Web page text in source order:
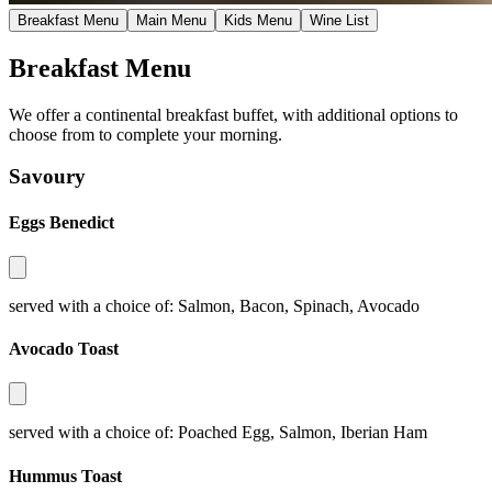
Breakfast Menu​​​​‌ ‍ ​‍​‍‌‍ ‌ ​‍‌‍‍‌‌‍‌ ‌‍‍‌‌‍ ‍​‍​‍​ ‍‍​‍​‍‌ ​ ‌‍​‌‌‍ ‍‌‍‍‌‌ ‌​‌ ‍‌​‍ ‍‌‍‍‌‌‍ ​‍​‍​‍ ​​‍​‍‌‍‍​‌ ​‍‌‍‌‌‌‍‌‍​‍​‍​ ‍‍​‍​‍‌‍‍​‌ ‌​‌ ‌​‌ ​​‌ ​ ​ ‍‍​‍ ​‍ ‌‍ ​​‍ ‌‌‍​‌‌‍ ‍‌‍‌​​‍ ‌‌ ​‍​‍ ‌‌‍‍​‌‍ ‌ ‌​‌‍‌‌‌‍ ​‌ ​ ​‍ ‌‌ ​ ‌ ‌​‌ ‌‌‌‍‌​‌‍‍‌‌‍ ​‍ ‍‌ ‌‍‌‍‌‌‌ ​‍‌‍​ ‌‍‌‌‌‍ ​​‍ ‍‌‍​‌‌ ​​‌ ​​​‍ ‌‍‍‌‌‍ ‍‌ ‌​‌‍‌‌‌‍ ‍‌ ‌​​‍ ‌‍‌‌‌‍‌​‌‍‍‌‌ ‌​​‍ ‌‍ ‌‌‍ ‌‍‌​‌‍‌‌​ ‌‌ ​​‌ ​‍‌‍‌‌‌ ​ ‌‍‌‌‌‍ ‍‌ ‌​‌‍​‌‌ ‌​‌‍‍‌‌‍ ‌‍ ‍​ ‍ ‌‍‍‌‌‍‌​​ ‌​ ‍‌‌‍​ ‌‍‌‍​ ‍‌‌‍‌​‌‍​ ‌‍‌‍‌‍‌‌​‍ ‌‌‍​ ‌‍‌​​ ‌​​ ‌ ​‍ ‌​ ‌​​ ‌‍​ ​‍‌‍​‌​‍ ‌​ ‍​​ ​‍​ ‌‍​ ‍​​‍ ‌​ ‍​​ ‍‌‌‍​‍‌‍‌‌‌‍​‍​ ‌ ​ ​‍‌‍‌​‌‍‌‌​ ‌‌​ ​‌‌‍​‌​ ‍ ‌ ‌​‌ ‍‌‌ ​​‌‍‌‌​ ‌‌‍‍​‌‍ ‌ ‌​‌‍‌‌‌‍ ​‌‌​ ‌‍‍‌‌ ‌​‌‍‌‌‌‌​​‌‍​‌‌‍‌ ‌‍‌‌​ ‍ ‌ ​​‌‍​‌‌ ‌​‌‍‍​​ ‌‌ ​​‌‍​‌‌‍‌ ‌‍‌‌‌​​‍‌ ‌‌‌‍‍‌‌‍ ​‌‍‌​‌‍‌‌‌ ​‍​‍‌‌​ ‌‌‌​​‍‌‌ ‌‍‍ ‌‍‌‌‌ ‍‌​‍‌‌​ ​ ‌​‌​​‍‌‌​ ​ ‌​‌​​‍‌‌​ ​‍​ ​‍‌‍​ ​ ​‌​ ​‌‌‍‌‍​ ​​​ ​‍​ ‌​​ ‌‌‌‍‌‍​ ​ ​ ​‍​ ‌​​‍‌‌​ ​‍​ ​‍​‍‌‌​ ‌‌‌​‌​​‍ ‍‌‍ ‌‌‍‌‌‌‍ ‍‌ ‌‌‌ ​ ​‍‌‌​ ‌‌‌​​‍‌‌ ‌‍‍ ‌‍‌‌‌ ‍‌​‍‌‌​ ​ ‌​‌​​‍‌‌​ ​ ‌​‌​​‍‌‌​ ​‍​ ​‍​ ‍​‌‍‌​​ ​​‌‍​ ‌‍​‍‌‍‌​​ ‍​​ ‍​​ ​​​ ​ ​ ​​‌‍​‌​‍‌‌​ ​‍​ ​‍​‍‌‌​ ‌‌‌​‌​​‍ ‍‌‍ ‌‌‍‌‌‌‍ ‍‌ ‌‌‌​ ‍‌‍​‌‌‍ ‌‌‍‌‌​ ‌‍​‍‌‍​‌‌ ​ ‌‍‌‌‌‌‌‌‌ ​‍‌‍ ​​ ‌‌‍‍​‌ ‌​‌ ‌​‌ ​​‌ ​ ​‍‌‌​ ​ ‌​​‌​‍‌‌​ ​‍‌​‌‍​‍‌‌​ ​‍‌​‌‍‌‍ ​​‍ ‌‌‍​‌‌‍ ‍‌‍‌​​‍ ‌‌ ​‍​‍ ‌‌‍‍​‌‍ ‌ ‌​‌‍‌‌‌‍ ​‌ ​ ​‍ ‌‌ ​ ‌ ‌​‌ ‌‌‌‍‌​‌‍‍‌‌‍ ​‍ ‍‌ ‌‍‌‍‌‌‌ ​‍‌‍​ ‌‍‌‌‌‍ ​​‍ ‍‌‍​‌‌ ​​‌ ​​​‍‌‍‌‍‍‌‌‍‌​​ ‌​ ‍‌‌‍​ ‌‍‌‍​ ‍‌‌‍‌​‌‍​ ‌‍‌‍‌‍‌‌​‍ ‌‌‍​ ‌‍‌​​ ‌​​ ‌ ​‍ ‌​ ‌​​ ‌‍​ ​‍‌‍​‌​‍ ‌​ ‍​​ ​‍​ ‌‍​ ‍​​‍ ‌​ ‍​​ ‍‌‌‍​‍‌‍‌‌‌‍​‍​ ‌ ​ ​‍‌‍‌​‌‍‌‌​ ‌‌​ ​‌‌‍​‌​‍‌‍‌ ‌​‌ ‍‌‌ ​​‌‍‌‌​ ‌‌‍‍​‌‍ ‌ ‌​‌‍‌‌‌‍ ​‌‌​ ‌‍‍‌‌ ‌​‌‍‌‌‌‌​​‌‍​‌‌‍‌ ‌‍‌‌​‍‌‍‌ ​​‌‍​‌‌ ‌​‌‍‍​​ ‌‌ ​​‌‍​‌‌‍‌ ‌‍‌‌‌​​‍‌ ‌‌‌‍‍‌‌‍ ​‌‍‌​‌‍‌‌‌ ​‍​‍‌‌​ ‌‌‌​​‍‌‌ ‌‍‍ ‌‍‌‌‌ ‍‌​‍‌‌​ ​ ‌​‌​​‍‌‌​ ​ ‌​‌​​‍‌‌​ ​‍​ ​‍‌‍​ ​ ​‌​ ​‌‌‍‌‍​ ​​​ ​‍​ ‌​​ ‌‌‌‍‌‍​ ​ ​ ​‍​ ‌​​‍‌‌​ ​‍​ ​‍​‍‌‌​ ‌‌‌​‌​​‍ ‍‌‍ ‌‌‍‌‌‌‍ ‍‌ ‌‌‌ ​ ​‍‌‌​ ‌‌‌​​‍‌‌ ‌‍‍ ‌‍‌‌‌ ‍‌​‍‌‌​ ​ ‌​‌​​‍‌‌​ ​ ‌​‌​​‍‌‌​ ​‍​ ​‍​ ‍​‌‍‌​​ ​​‌‍​ ‌‍​‍‌‍‌​​ ‍​​ ‍​​ ​​​ ​ ​ ​​‌‍​‌​‍‌‌​ ​‍​ ​‍​‍‌‌​ ‌‌‌​‌​​‍ ‍‌‍ ‌‌‍‌‌‌‍ ‍‌ ‌‌‌​ ‍‌‍​‌‌‍ ‌‌‍‌‌​‍‌‍‌ ​​‌‍‌‌‌ ​‍‌ ​ ‌ ​​‌‍‌‌‌‍​ ‌ ‌​‌‍‍‌‌ ‌‍‌‍‌‌​ ‌‌ ​​‌ ‌‌‌‍​‍‌‍ ​‌‍‍‌‌ ​ ‌‍‍​‌‍‌‌‌‍‌​​‍​‍‌ ‌ Main Menu​​​​‌ ‍ ​‍​‍‌‍ ‌ ​‍‌‍‍‌‌‍‌ ‌‍‍‌‌‍ ‍​‍​‍​ ‍‍​‍​‍‌ ​ ‌‍​‌‌‍ ‍‌‍‍‌‌ ‌​‌ ‍‌​‍ ‍‌‍‍‌‌‍ ​‍​‍​‍ ​​‍​‍‌‍‍​‌ ​‍‌‍‌‌‌‍‌‍​‍​‍​ ‍‍​‍​‍‌‍‍​‌ ‌​‌ ‌​‌ ​​‌ ​ ​ ‍‍​‍ ​‍ ‌‍ ​​‍ ‌‌‍​‌‌‍ ‍‌‍‌​​‍ ‌‌ ​‍​‍ ‌‌‍‍​‌‍ ‌ ‌​‌‍‌‌‌‍ ​‌ ​ ​‍ ‌‌ ​ ‌ ‌​‌ ‌‌‌‍‌​‌‍‍‌‌‍ ​‍ ‍‌ ‌‍‌‍‌‌‌ ​‍‌‍​ ‌‍‌‌‌‍ ​​‍ ‍‌‍​‌‌ ​​‌ ​​​‍ ‌‍‍‌‌‍ ‍‌ ‌​‌‍‌‌‌‍ ‍‌ ‌​​‍ ‌‍‌‌‌‍‌​‌‍‍‌‌ ‌​​‍ ‌‍ ‌‌‍ ‌‍‌​‌‍‌‌​ ‌‌ ​​‌ ​‍‌‍‌‌‌ ​ ‌‍‌‌‌‍ ‍‌ ‌​‌‍​‌‌ ‌​‌‍‍‌‌‍ ‌‍ ‍​ ‍ ‌‍‍‌‌‍‌​​ ‌​ ‍‌‌‍​ ‌‍‌‍​ ‍‌‌‍‌​‌‍​ ‌‍‌‍‌‍‌‌​‍ ‌‌‍​ ‌‍‌​​ ‌​​ ‌ ​‍ ‌​ ‌​​ ‌‍​ ​‍‌‍​‌​‍ ‌​ ‍​​ ​‍​ ‌‍​ ‍​​‍ ‌​ ‍​​ ‍‌‌‍​‍‌‍‌‌‌‍​‍​ ‌ ​ ​‍‌‍‌​‌‍‌‌​ ‌‌​ ​‌‌‍​‌​ ‍ ‌ ‌​‌ ‍‌‌ ​​‌‍‌‌​ ‌‌‍‍​‌‍ ‌ ‌​‌‍‌‌‌‍ ​‌‌​ ‌‍‍‌‌ ‌​‌‍‌‌‌‌​​‌‍​‌‌‍‌ ‌‍‌‌​ ‍ ‌ ​​‌‍​‌‌ ‌​‌‍‍​​ ‌‌ ​​‌‍​‌‌‍‌ ‌‍‌‌‌​​‍‌ ‌‌‌‍‍‌‌‍ ​‌‍‌​‌‍‌‌‌ ​‍​‍‌‌​ ‌‌‌​​‍‌‌ ‌‍‍ ‌‍‌‌‌ ‍‌​‍‌‌​ ​ ‌​‌​​‍‌‌​ ​ ‌​‌​​‍‌‌​ ​‍​ ​‍‌‍​ ​ ​‌​ ​‌‌‍‌‍​ ​​​ ​‍​ ‌​​ ‌‌‌‍‌‍​ ​ ​ ​‍​ ‌​​‍‌‌​ ​‍​ ​‍​‍‌‌​ ‌‌‌​‌​​‍ ‍‌‍ ‌‌‍‌‌‌‍ ‍‌ ‌‌‌ ​ ​‍‌‌​ ‌‌‌​​‍‌‌ ‌‍‍ ‌‍‌‌‌ ‍‌​‍‌‌​ ​ ‌​‌​​‍‌‌​ ​ ‌​‌​​‍‌‌​ ​‍​ ​‍​ ‍‌‌‍‌‍​ ‌ ‌‍‌‍​ ‍‌​ ‌​​ ​ ‌‍​‍​ ‌ ​ ​‌​ ‍‌​ ‌‍​‍‌‌​ ​‍​ ​‍​‍‌‌​ ‌‌‌​‌​​‍ ‍‌‍ ‌‌‍‌‌‌‍ ‍‌ ‌‌‌​ ‍‌‍​‌‌‍ ‌‌‍‌‌​ ‌‍​‍‌‍​‌‌ ​ ‌‍‌‌‌‌‌‌‌ ​‍‌‍ ​​ ‌‌‍‍​‌ ‌​‌ ‌​‌ ​​‌ ​ ​‍‌‌​ ​ ‌​​‌​‍‌‌​ ​‍‌​‌‍​‍‌‌​ ​‍‌​‌‍‌‍ ​​‍ ‌‌‍​‌‌‍ ‍‌‍‌​​‍ ‌‌ ​‍​‍ ‌‌‍‍​‌‍ ‌ ‌​‌‍‌‌‌‍ ​‌ ​ ​‍ ‌‌ ​ ‌ ‌​‌ ‌‌‌‍‌​‌‍‍‌‌‍ ​‍ ‍‌ ‌‍‌‍‌‌‌ ​‍‌‍​ ‌‍‌‌‌‍ ​​‍ ‍‌‍​‌‌ ​​‌ ​​​‍‌‍‌‍‍‌‌‍‌​​ ‌​ ‍‌‌‍​ ‌‍‌‍​ ‍‌‌‍‌​‌‍​ ‌‍‌‍‌‍‌‌​‍ ‌‌‍​ ‌‍‌​​ ‌​​ ‌ ​‍ ‌​ ‌​​ ‌‍​ ​‍‌‍​‌​‍ ‌​ ‍​​ ​‍​ ‌‍​ ‍​​‍ ‌​ ‍​​ ‍‌‌‍​‍‌‍‌‌‌‍​‍​ ‌ ​ ​‍‌‍‌​‌‍‌‌​ ‌‌​ ​‌‌‍​‌​‍‌‍‌ ‌​‌ ‍‌‌ ​​‌‍‌‌​ ‌‌‍‍​‌‍ ‌ ‌​‌‍‌‌‌‍ ​‌‌​ ‌‍‍‌‌ ‌​‌‍‌‌‌‌​​‌‍​‌‌‍‌ ‌‍‌‌​‍‌‍‌ ​​‌‍​‌‌ ‌​‌‍‍​​ ‌‌ ​​‌‍​‌‌‍‌ ‌‍‌‌‌​​‍‌ ‌‌‌‍‍‌‌‍ ​‌‍‌​‌‍‌‌‌ ​‍​‍‌‌​ ‌‌‌​​‍‌‌ ‌‍‍ ‌‍‌‌‌ ‍‌​‍‌‌​ ​ ‌​‌​​‍‌‌​ ​ ‌​‌​​‍‌‌​ ​‍​ ​‍‌‍​ ​ ​‌​ ​‌‌‍‌‍​ ​​​ ​‍​ ‌​​ ‌‌‌‍‌‍​ ​ ​ ​‍​ ‌​​‍‌‌​ ​‍​ ​‍​‍‌‌​ ‌‌‌​‌​​‍ ‍‌‍ ‌‌‍‌‌‌‍ ‍‌ ‌‌‌ ​ ​‍‌‌​ ‌‌‌​​‍‌‌ ‌‍‍ ‌‍‌‌‌ ‍‌​‍‌‌​ ​ ‌​‌​​‍‌‌​ ​ ‌​‌​​‍‌‌​ ​‍​ ​‍​ ‍‌‌‍‌‍​ ‌ ‌‍‌‍​ ‍‌​ ‌​​ ​ ‌‍​‍​ ‌ ​ ​‌​ ‍‌​ ‌‍​‍‌‌​ ​‍​ ​‍​‍‌‌​ ‌‌‌​‌​​‍ ‍‌‍ ‌‌‍‌‌‌‍ ‍‌ ‌‌‌​ ‍‌‍​‌‌‍ ‌‌‍‌‌​‍‌‍‌ ​​‌‍‌‌‌ ​‍‌ ​ ‌ ​​‌‍‌‌‌‍​ ‌ ‌​‌‍‍‌‌ ‌‍‌‍‌‌​ ‌‌ ​​‌ ‌‌‌‍​‍‌‍ ​‌‍‍‌‌ ​ ‌‍‍​‌‍‌‌‌‍‌​​‍​‍‌ ‌ Kids Menu​​​​‌ ‍ ​‍​‍‌‍ ‌ ​‍‌‍‍‌‌‍‌ ‌‍‍‌‌‍ ‍​‍​‍​ ‍‍​‍​‍‌ ​ ‌‍​‌‌‍ ‍‌‍‍‌‌ ‌​‌ ‍‌​‍ ‍‌‍‍‌‌‍ ​‍​‍​‍ ​​‍​‍‌‍‍​‌ ​‍‌‍‌‌‌‍‌‍​‍​‍​ ‍‍​‍​‍‌‍‍​‌ ‌​‌ ‌​‌ ​​‌ ​ ​ ‍‍​‍ ​‍ ‌‍ ​​‍ ‌‌‍​‌‌‍ ‍‌‍‌​​‍ ‌‌ ​‍​‍ ‌‌‍‍​‌‍ ‌ ‌​‌‍‌‌‌‍ ​‌ ​ ​‍ ‌‌ ​ ‌ ‌​‌ ‌‌‌‍‌​‌‍‍‌‌‍ ​‍ ‍‌ ‌‍‌‍‌‌‌ ​‍‌‍​ ‌‍‌‌‌‍ ​​‍ ‍‌‍​‌‌ ​​‌ ​​​‍ ‌‍‍‌‌‍ ‍‌ ‌​‌‍‌‌‌‍ ‍‌ ‌​​‍ ‌‍‌‌‌‍‌​‌‍‍‌‌ ‌​​‍ ‌‍ ‌‌‍ ‌‍‌​‌‍‌‌​ ‌‌ ​​‌ ​‍‌‍‌‌‌ ​ ‌‍‌‌‌‍ ‍‌ ‌​‌‍​‌‌ ‌​‌‍‍‌‌‍ ‌‍ ‍​ ‍ ‌‍‍‌‌‍‌​​ ‌​ ‍‌‌‍​ ‌‍‌‍​ ‍‌‌‍‌​‌‍​ ‌‍‌‍‌‍‌‌​‍ ‌‌‍​ ‌‍‌​​ ‌​​ ‌ ​‍ ‌​ ‌​​ ‌‍​ ​‍‌‍​‌​‍ ‌​ ‍​​ ​‍​ ‌‍​ ‍​​‍ ‌​ ‍​​ ‍‌‌‍​‍‌‍‌‌‌‍​‍​ ‌ ​ ​‍‌‍‌​‌‍‌‌​ ‌‌​ ​‌‌‍​‌​ ‍ ‌ ‌​‌ ‍‌‌ ​​‌‍‌‌​ ‌‌‍‍​‌‍ ‌ ‌​‌‍‌‌‌‍ ​‌‌​ ‌‍‍‌‌ ‌​‌‍‌‌‌‌​​‌‍​‌‌‍‌ ‌‍‌‌​ ‍ ‌ ​​‌‍​‌‌ ‌​‌‍‍​​ ‌‌ ​​‌‍​‌‌‍‌ ‌‍‌‌‌​​‍‌ ‌‌‌‍‍‌‌‍ ​‌‍‌​‌‍‌‌‌ ​‍​‍‌‌​ ‌‌‌​​‍‌‌ ‌‍‍ ‌‍‌‌‌ ‍‌​‍‌‌​ ​ ‌​‌​​‍‌‌​ ​ ‌​‌​​‍‌‌​ ​‍​ ​‍‌‍​ ​ ​‌​ ​‌‌‍‌‍​ ​​​ ​‍​ ‌​​ ‌‌‌‍‌‍​ ​ ​ ​‍​ ‌​​‍‌‌​ ​‍​ ​‍​‍‌‌​ ‌‌‌​‌​​‍ ‍‌‍ ‌‌‍‌‌‌‍ ‍‌ ‌‌‌ ​ ​‍‌‌​ ‌‌‌​​‍‌‌ ‌‍‍ ‌‍‌‌‌ ‍‌​‍‌‌​ ​ ‌​‌​​‍‌‌​ ​ ‌​‌​​‍‌‌​ ​‍​ ​‍‌‍‌‌​ ​​‌‍‌‍​ ​‍​ ‌​​ ‌​‌‍‌‌​ ‌​‌‍‌​‌‍‌​‌‍​‍​ ‌​​‍‌‌​ ​‍​ ​‍​‍‌‌​ ‌‌‌​‌​​‍ ‍‌‍ ‌‌‍‌‌‌‍ ‍‌ ‌‌‌​ ‍‌‍​‌‌‍ ‌‌‍‌‌​ ‌‍​‍‌‍​‌‌ ​ ‌‍‌‌‌‌‌‌‌ ​‍‌‍ ​​ ‌‌‍‍​‌ ‌​‌ ‌​‌ ​​‌ ​ ​‍‌‌​ ​ ‌​​‌​‍‌‌​ ​‍‌​‌‍​‍‌‌​ ​‍‌​‌‍‌‍ ​​‍ ‌‌‍​‌‌‍ ‍‌‍‌​​‍ ‌‌ ​‍​‍ ‌‌‍‍​‌‍ ‌ ‌​‌‍‌‌‌‍ ​‌ ​ ​‍ ‌‌ ​ ‌ ‌​‌ ‌‌‌‍‌​‌‍‍‌‌‍ ​‍ ‍‌ ‌‍‌‍‌‌‌ ​‍‌‍​ ‌‍‌‌‌‍ ​​‍ ‍‌‍​‌‌ ​​‌ ​​​‍‌‍‌‍‍‌‌‍‌​​ ‌​ ‍‌‌‍​ ‌‍‌‍​ ‍‌‌‍‌​‌‍​ ‌‍‌‍‌‍‌‌​‍ ‌‌‍​ ‌‍‌​​ ‌​​ ‌ ​‍ ‌​ ‌​​ ‌‍​ ​‍‌‍​‌​‍ ‌​ ‍​​ ​‍​ ‌‍​ ‍​​‍ ‌​ ‍​​ ‍‌‌‍​‍‌‍‌‌‌‍​‍​ ‌ ​ ​‍‌‍‌​‌‍‌‌​ ‌‌​ ​‌‌‍​‌​‍‌‍‌ ‌​‌ ‍‌‌ ​​‌‍‌‌​ ‌‌‍‍​‌‍ ‌ ‌​‌‍‌‌‌‍ ​‌‌​ ‌‍‍‌‌ ‌​‌‍‌‌‌‌​​‌‍​‌‌‍‌ ‌‍‌‌​‍‌‍‌ ​​‌‍​‌‌ ‌​‌‍‍​​ ‌‌ ​​‌‍​‌‌‍‌ ‌‍‌‌‌​​‍‌ ‌‌‌‍‍‌‌‍ ​‌‍‌​‌‍‌‌‌ ​‍​‍‌‌​ ‌‌‌​​‍‌‌ ‌‍‍ ‌‍‌‌‌ ‍‌​‍‌‌​ ​ ‌​‌​​‍‌‌​ ​ ‌​‌​​‍‌‌​ ​‍​ ​‍‌‍​ ​ ​‌​ ​‌‌‍‌‍​ ​​​ ​‍​ ‌​​ ‌‌‌‍‌‍​ ​ ​ ​‍​ ‌​​‍‌‌​ ​‍​ ​‍​‍‌‌​ ‌‌‌​‌​​‍ ‍‌‍ ‌‌‍‌‌‌‍ ‍‌ ‌‌‌ ​ ​‍‌‌​ ‌‌‌​​‍‌‌ ‌‍‍ ‌‍‌‌‌ ‍‌​‍‌‌​ ​ ‌​‌​​‍‌‌​ ​ ‌​‌​​‍‌‌​ ​‍​ ​‍‌‍‌‌​ ​​‌‍‌‍​ ​‍​ ‌​​ ‌​‌‍‌‌​ ‌​‌‍‌​‌‍‌​‌‍​‍​ ‌​​‍‌‌​ ​‍​ ​‍​‍‌‌​ ‌‌‌​‌​​‍ ‍‌‍ ‌‌‍‌‌‌‍ ‍‌ ‌‌‌​ ‍‌‍​‌‌‍ ‌‌‍‌‌​‍‌‍‌ ​​‌‍‌‌‌ ​‍‌ ​ ‌ ​​‌‍‌‌‌‍​ ‌ ‌​‌‍‍‌‌ ‌‍‌‍‌‌​ ‌‌ ​​‌ ‌‌‌‍​‍‌‍ ​‌‍‍‌‌ ​ ‌‍‍​‌‍‌‌‌‍‌​​‍​‍‌ ‌ Wine List​​​​‌ ‍ ​‍​‍‌‍ ‌ ​‍‌‍‍‌‌‍‌ ‌‍‍‌‌‍ ‍​‍​‍​ ‍‍​‍​‍‌ ​ ‌‍​‌‌‍ ‍‌‍‍‌‌ ‌​‌ ‍‌​‍ ‍‌‍‍‌‌‍ ​‍​‍​‍ ​​‍​‍‌‍‍​‌ ​‍‌‍‌‌‌‍‌‍​‍​‍​ ‍‍​‍​‍‌‍‍​‌ ‌​‌ ‌​‌ ​​‌ ​ ​ ‍‍​‍ ​‍ ‌‍ ​​‍ ‌‌‍​‌‌‍ ‍‌‍‌​​‍ ‌‌ ​‍​‍ ‌‌‍‍​‌‍ ‌ ‌​‌‍‌‌‌‍ ​‌ ​ ​‍ ‌‌ ​ ‌ ‌​‌ ‌‌‌‍‌​‌‍‍‌‌‍ ​‍ ‍‌ ‌‍‌‍‌‌‌ ​‍‌‍​ ‌‍‌‌‌‍ ​​‍ ‍‌‍​‌‌ ​​‌ ​​​‍ ‌‍‍‌‌‍ ‍‌ ‌​‌‍‌‌‌‍ ‍‌ ‌​​‍ ‌‍‌‌‌‍‌​‌‍‍‌‌ ‌​​‍ ‌‍ ‌‌‍ ‌‍‌​‌‍‌‌​ ‌‌ ​​‌ ​‍‌‍‌‌‌ ​ ‌‍‌‌‌‍ ‍‌ ‌​‌‍​‌‌ ‌​‌‍‍‌‌‍ ‌‍ ‍​ ‍ ‌‍‍‌‌‍‌​​ ‌​ ‍‌‌‍​ ‌‍‌‍​ ‍‌‌‍‌​‌‍​ ‌‍‌‍‌‍‌‌​‍ ‌‌‍​ ‌‍‌​​ ‌​​ ‌ ​‍ ‌​ ‌​​ ‌‍​ ​‍‌‍​‌​‍ ‌​ ‍​​ ​‍​ ‌‍​ ‍​​‍ ‌​ ‍​​ ‍‌‌‍​‍‌‍‌‌‌‍​‍​ ‌ ​ ​‍‌‍‌​‌‍‌‌​ ‌‌​ ​‌‌‍​‌​ ‍ ‌ ‌​‌ ‍‌‌ ​​‌‍‌‌​ ‌‌‍‍​‌‍ ‌ ‌​‌‍‌‌‌‍ ​‌‌​ ‌‍‍‌‌ ‌​‌‍‌‌‌‌​​‌‍​‌‌‍‌ ‌‍‌‌​ ‍ ‌ ​​‌‍​‌‌ ‌​‌‍‍​​ ‌‌ ​​‌‍​‌‌‍‌ ‌‍‌‌‌​​‍‌ ‌‌‌‍‍‌‌‍ ​‌‍‌​‌‍‌‌‌ ​‍​‍‌‌​ ‌‌‌​​‍‌‌ ‌‍‍ ‌‍‌‌‌ ‍‌​‍‌‌​ ​ ‌​‌​​‍‌‌​ ​ ‌​‌​​‍‌‌​ ​‍​ ​‍‌‍​ ​ ​‌​ ​‌‌‍‌‍​ ​​​ ​‍​ ‌​​ ‌‌‌‍‌‍​ ​ ​ ​‍​ ‌​​‍‌‌​ ​‍​ ​‍​‍‌‌​ ‌‌‌​‌​​‍ ‍‌‍ ‌‌‍‌‌‌‍ ‍‌ ‌‌‌ ​ ​‍‌‌​ ‌‌‌​​‍‌‌ ‌‍‍ ‌‍‌‌‌ ‍‌​‍‌‌​ ​ ‌​‌​​‍‌‌​ ​ ‌​‌​​‍‌‌​ ​‍​ ​‍‌‍‌‌‌‍​ ‌‍‌​​ ​‍​ ‌​​ ​​‌‍​‍​ ​ ​ ‍​​ ​ ​ ‌​​ ‍‌​‍‌‌​ ​‍​ ​‍​‍‌‌​ ‌‌‌​‌​​‍ ‍‌‍ ‌‌‍‌‌‌‍ ‍‌ ‌‌‌​ ‍‌‍​‌‌‍ ‌‌‍‌‌​ ‌‍​‍‌‍​‌‌ ​ ‌‍‌‌‌‌‌‌‌ ​‍‌‍ ​​ ‌‌‍‍​‌ ‌​‌ ‌​‌ ​​‌ ​ ​‍‌‌​ ​ ‌​​‌​‍‌‌​ ​‍‌​‌‍​‍‌‌​ ​‍‌​‌‍‌‍ ​​‍ ‌‌‍​‌‌‍ ‍‌‍‌​​‍ ‌‌ ​‍​‍ ‌‌‍‍​‌‍ ‌ ‌​‌‍‌‌‌‍ ​‌ ​ ​‍ ‌‌ ​ ‌ ‌​‌ ‌‌‌‍‌​‌‍‍‌‌‍ ​‍ ‍‌ ‌‍‌‍‌‌‌ ​‍‌‍​ ‌‍‌‌‌‍ ​​‍ ‍‌‍​‌‌ ​​‌ ​​​‍‌‍‌‍‍‌‌‍‌​​ ‌​ ‍‌‌‍​ ‌‍‌‍​ ‍‌‌‍‌​‌‍​ ‌‍‌‍‌‍‌‌​‍ ‌‌‍​ ‌‍‌​​ ‌​​ ‌ ​‍ ‌​ ‌​​ ‌‍​ ​‍‌‍​‌​‍ ‌​ ‍​​ ​‍​ ‌‍​ ‍​​‍ ‌​ ‍​​ ‍‌‌‍​‍‌‍‌‌‌‍​‍​ ‌ ​ ​‍‌‍‌​‌‍‌‌​ ‌‌​ ​‌‌‍​‌​‍‌‍‌ ‌​‌ ‍‌‌ ​​‌‍‌‌​ ‌‌‍‍​‌‍ ‌ ‌​‌‍‌‌‌‍ ​‌‌​ ‌‍‍‌‌ ‌​‌‍‌‌‌‌​​‌‍​‌‌‍‌ ‌‍‌‌​‍‌‍‌ ​​‌‍​‌‌ ‌​‌‍‍​​ ‌‌ ​​‌‍​‌‌‍‌ ‌‍‌‌‌​​‍‌ ‌‌‌‍‍‌‌‍ ​‌‍‌​‌‍‌‌‌ ​‍​‍‌‌​ ‌‌‌​​‍‌‌ ‌‍‍ ‌‍‌‌‌ ‍‌​‍‌‌​ ​ ‌​‌​​‍‌‌​ ​ ‌​‌​​‍‌‌​ ​‍​ ​‍‌‍​ ​ ​‌​ ​‌‌‍‌‍​ ​​​ ​‍​ ‌​​ ‌‌‌‍‌‍​ ​ ​ ​‍​ ‌​​‍‌‌​ ​‍​ ​‍​‍‌‌​ ‌‌‌​‌​​‍ ‍‌‍ ‌‌‍‌‌‌‍ ‍‌ ‌‌‌ ​ ​‍‌‌​ ‌‌‌​​‍‌‌ ‌‍‍ ‌‍‌‌‌ ‍‌​‍‌‌​ ​ ‌​‌​​‍‌‌​ ​ ‌​‌​​‍‌‌​ ​‍​ ​‍‌‍‌‌‌‍​ ‌‍‌​​ ​‍​ ‌​​ ​​‌‍​‍​ ​ ​ ‍​​ ​ ​ ‌​​ ‍‌​‍‌‌​ ​‍​ ​‍​‍‌‌​ ‌‌‌​‌​​‍ ‍‌‍ ‌‌‍‌‌‌‍ ‍‌ ‌‌‌​ ‍‌‍​‌‌‍ ‌‌‍‌‌​‍‌‍‌ ​​‌‍‌‌‌ ​‍‌ ​ ‌ ​​‌‍‌‌‌‍​ ‌ ‌​‌‍‍‌‌ ‌‍‌‍‌‌​ ‌‌ ​​‌ ‌‌‌‍​‍‌‍ ​‌‍‍‌‌ ​ ‌‍‍​‌‍‌‌‌‍‌​​‍​‍‌ ‌
Breakfast Menu​​​​‌ ‍ ​‍​‍‌‍ ‌ ​‍‌‍‍‌‌‍‌ ‌‍‍‌‌‍ ‍​‍​‍​ ‍‍​‍​‍‌ ​ ‌‍​‌‌‍ ‍‌‍‍‌‌ ‌​‌ ‍‌​‍ ‍‌‍‍‌‌‍ ​‍​‍​‍ ​​‍​‍‌‍‍​‌ ​‍‌‍‌‌‌‍‌‍​‍​‍​ ‍‍​‍​‍‌‍‍​‌ ‌​‌ ‌​‌ ​​‌ ​ ​ ‍‍​‍ ​‍ ‌‍ ​​‍ ‌‌‍​‌‌‍ ‍‌‍‌​​‍ ‌‌ ​‍​‍ ‌‌‍‍​‌‍ ‌ ‌​‌‍‌‌‌‍ ​‌ ​ ​‍ ‌‌ ​ ‌ ‌​‌ ‌‌‌‍‌​‌‍‍‌‌‍ ​‍ ‍‌ ‌‍‌‍‌‌‌ ​‍‌‍​ ‌‍‌‌‌‍ ​​‍ ‍‌‍​‌‌ ​​‌ ​​​‍ ‌‍‍‌‌‍ ‍‌ ‌​‌‍‌‌‌‍ ‍‌ ‌​​‍ ‌‍‌‌‌‍‌​‌‍‍‌‌ ‌​​‍ ‌‍ ‌‌‍ ‌‍‌​‌‍‌‌​ ‌‌ ​​‌ ​‍‌‍‌‌‌ ​ ‌‍‌‌‌‍ ‍‌ ‌​‌‍​‌‌ ‌​‌‍‍‌‌‍ ‌‍ ‍​ ‍ ‌‍‍‌‌‍‌​​ ‌​ ‍‌‌‍​ ‌‍‌‍​ ‍‌‌‍‌​‌‍​ ‌‍‌‍‌‍‌‌​‍ ‌‌‍​ ‌‍‌​​ ‌​​ ‌ ​‍ ‌​ ‌​​ ‌‍​ ​‍‌‍​‌​‍ ‌​ ‍​​ ​‍​ ‌‍​ ‍​​‍ ‌​ ‍​​ ‍‌‌‍​‍‌‍‌‌‌‍​‍​ ‌ ​ ​‍‌‍‌​‌‍‌‌​ ‌‌​ ​‌‌‍​‌​ ‍ ‌ ‌​‌ ‍‌‌ ​​‌‍‌‌​ ‌‌‍‍​‌‍ ‌ ‌​‌‍‌‌‌‍ ​‌‌​ ‌‍‍‌‌ ‌​‌‍‌‌‌‌​​‌‍​‌‌‍‌ ‌‍‌‌​ ‍ ‌ ​​‌‍​‌‌ ‌​‌‍‍​​ ‌‌ ​​‌‍​‌‌‍‌ ‌‍‌‌‌​​‍‌ ‌‌‌‍‍‌‌‍ ​‌‍‌​‌‍‌‌‌ ​‍​‍‌‌​ ‌‌‌​​‍‌‌ ‌‍‍ ‌‍‌‌‌ ‍‌​‍‌‌​ ​ ‌​‌​​‍‌‌​ ​ ‌​‌​​‍‌‌​ ​‍​ ​‍‌‍​ ​ ​‌​ ​‌‌‍‌‍​ ​​​ ​‍​ ‌​​ ‌‌‌‍‌‍​ ​ ​ ​‍​ ‌​​‍‌‌​ ​‍​ ​‍​‍‌‌​ ‌‌‌​‌​​‍ ‍‌‍ ‌‌‍‌‌‌‍ ‍‌ ‌‌‌ ​ ​‍‌‌​ ‌‌‌​​‍‌‌ ‌‍‍ ‌‍‌‌‌ ‍‌​‍‌‌​ ​ ‌​‌​​‍‌‌​ ​ ‌​‌​​‍‌‌​ ​‍​ ​‍​ ‍​‌‍‌​​ ​​‌‍​ ‌‍​‍‌‍‌​​ ‍​​ ‍​​ ​​​ ​ ​ ​​‌‍​‌​‍‌‌​ ​‍​ ​‍​‍‌‌​ ‌‌‌​‌​​‍ ‍‌‍ ‌‌‍‌‌‌‍ ‍‌ ‌‌‌​ ‍‌‍​‌‌‍ ‌‌‍‌‌​ ‌‍​‍‌‍​‌‌ ​ ‌‍‌‌‌‌‌‌‌ ​‍‌‍ ​​ ‌‌‍‍​‌ ‌​‌ ‌​‌ ​​‌ ​ ​‍‌‌​ ​ ‌​​‌​‍‌‌​ ​‍‌​‌‍​‍‌‌​ ​‍‌​‌‍‌‍ ​​‍ ‌‌‍​‌‌‍ ‍‌‍‌​​‍ ‌‌ ​‍​‍ ‌‌‍‍​‌‍ ‌ ‌​‌‍‌‌‌‍ ​‌ ​ ​‍ ‌‌ ​ ‌ ‌​‌ ‌‌‌‍‌​‌‍‍‌‌‍ ​‍ ‍‌ ‌‍‌‍‌‌‌ ​‍‌‍​ ‌‍‌‌‌‍ ​​‍ ‍‌‍​‌‌ ​​‌ ​​​‍‌‍‌‍‍‌‌‍‌​​ ‌​ ‍‌‌‍​ ‌‍‌‍​ ‍‌‌‍‌​‌‍​ ‌‍‌‍‌‍‌‌​‍ ‌‌‍​ ‌‍‌​​ ‌​​ ‌ ​‍ ‌​ ‌​​ ‌‍​ ​‍‌‍​‌​‍ ‌​ ‍​​ ​‍​ ‌‍​ ‍​​‍ ‌​ ‍​​ ‍‌‌‍​‍‌‍‌‌‌‍​‍​ ‌ ​ ​‍‌‍‌​‌‍‌‌​ ‌‌​ ​‌‌‍​‌​‍‌‍‌ ‌​‌ ‍‌‌ ​​‌‍‌‌​ ‌‌‍‍​‌‍ ‌ ‌​‌‍‌‌‌‍ ​‌‌​ ‌‍‍‌‌ ‌​‌‍‌‌‌‌​​‌‍​‌‌‍‌ ‌‍‌‌​‍‌‍‌ ​​‌‍​‌‌ ‌​‌‍‍​​ ‌‌ ​​‌‍​‌‌‍‌ ‌‍‌‌‌​​‍‌ ‌‌‌‍‍‌‌‍ ​‌‍‌​‌‍‌‌‌ ​‍​‍‌‌​ ‌‌‌​​‍‌‌ ‌‍‍ ‌‍‌‌‌ ‍‌​‍‌‌​ ​ ‌​‌​​‍‌‌​ ​ ‌​‌​​‍‌‌​ ​‍​ ​‍‌‍​ ​ ​‌​ ​‌‌‍‌‍​ ​​​ ​‍​ ‌​​ ‌‌‌‍‌‍​ ​ ​ ​‍​ ‌​​‍‌‌​ ​‍​ ​‍​‍‌‌​ ‌‌‌​‌​​‍ ‍‌‍ ‌‌‍‌‌‌‍ ‍‌ ‌‌‌ ​ ​‍‌‌​ ‌‌‌​​‍‌‌ ‌‍‍ ‌‍‌‌‌ ‍‌​‍‌‌​ ​ ‌​‌​​‍‌‌​ ​ ‌​‌​​‍‌‌​ ​‍​ ​‍​ ‍​‌‍‌​​ ​​‌‍​ ‌‍​‍‌‍‌​​ ‍​​ ‍​​ ​​​ ​ ​ ​​‌‍​‌​‍‌‌​ ​‍​ ​‍​‍‌‌​ ‌‌‌​‌​​‍ ‍‌‍ ‌‌‍‌‌‌‍ ‍‌ ‌‌‌​ ‍‌‍​‌‌‍ ‌‌‍‌‌​‍‌‍‌ ​​‌‍‌‌‌ ​‍‌ ​ ‌ ​​‌‍‌‌‌‍​ ‌ ‌​‌‍‍‌‌ ‌‍‌‍‌‌​ ‌‌ ​​‌ ‌‌‌‍​‍‌‍ ​‌‍‍‌‌ ​ ‌‍‍​‌‍‌‌‌‍‌​​‍​‍‌ ‌
We offer a continental breakfast buffet, with additional options to
choose from to complete your morning.​​​​‌ ‍ ​‍​‍‌‍ ‌ ​‍‌‍‍‌‌‍‌ ‌‍‍‌‌‍ ‍​‍​‍​ ‍‍​‍​‍‌ ​ ‌‍​‌‌‍ ‍‌‍‍‌‌ ‌​‌ ‍‌​‍ ‍‌‍‍‌‌‍ ​‍​‍​‍ ​​‍​‍‌‍‍​‌ ​‍‌‍‌‌‌‍‌‍​‍​‍​ ‍‍​‍​‍‌‍‍​‌ ‌​‌ ‌​‌ ​​‌ ​ ​ ‍‍​‍ ​‍ ‌‍ ​​‍ ‌‌‍​‌‌‍ ‍‌‍‌​​‍ ‌‌ ​‍​‍ ‌‌‍‍​‌‍ ‌ ‌​‌‍‌‌‌‍ ​‌ ​ ​‍ ‌‌ ​ ‌ ‌​‌ ‌‌‌‍‌​‌‍‍‌‌‍ ​‍ ‍‌ ‌‍‌‍‌‌‌ ​‍‌‍​ ‌‍‌‌‌‍ ​​‍ ‍‌‍​‌‌ ​​‌ ​​​‍ ‌‍‍‌‌‍ ‍‌ ‌​‌‍‌‌‌‍ ‍‌ ‌​​‍ ‌‍‌‌‌‍‌​‌‍‍‌‌ ‌​​‍ ‌‍ ‌‌‍ ‌‍‌​‌‍‌‌​ ‌‌ ​​‌ ​‍‌‍‌‌‌ ​ ‌‍‌‌‌‍ ‍‌ ‌​‌‍​‌‌ ‌​‌‍‍‌‌‍ ‌‍ ‍​ ‍ ‌‍‍‌‌‍‌​​ ‌​ ‍‌‌‍​ ‌‍‌‍​ ‍‌‌‍‌​‌‍​ ‌‍‌‍‌‍‌‌​‍ ‌‌‍​ ‌‍‌​​ ‌​​ ‌ ​‍ ‌​ ‌​​ ‌‍​ ​‍‌‍​‌​‍ ‌​ ‍​​ ​‍​ ‌‍​ ‍​​‍ ‌​ ‍​​ ‍‌‌‍​‍‌‍‌‌‌‍​‍​ ‌ ​ ​‍‌‍‌​‌‍‌‌​ ‌‌​ ​‌‌‍​‌​ ‍ ‌ ‌​‌ ‍‌‌ ​​‌‍‌‌​ ‌‌‍‍​‌‍ ‌ ‌​‌‍‌‌‌‍ ​‌‌​ ‌‍‍‌‌ ‌​‌‍‌‌‌‌​​‌‍​‌‌‍‌ ‌‍‌‌​ ‍ ‌ ​​‌‍​‌‌ ‌​‌‍‍​​ ‌‌ ​​‌‍​‌‌‍‌ ‌‍‌‌‌​​‍‌ ‌‌‌‍‍‌‌‍ ​‌‍‌​‌‍‌‌‌ ​‍​‍‌‌​ ‌‌‌​​‍‌‌ ‌‍‍ ‌‍‌‌‌ ‍‌​‍‌‌​ ​ ‌​‌​​‍‌‌​ ​ ‌​‌​​‍‌‌​ ​‍​ ​‍‌‍​ ​ ​‌​ ​‌‌‍‌‍​ ​​​ ​‍​ ‌​​ ‌‌‌‍‌‍​ ​ ​ ​‍​ ‌​​‍‌‌​ ​‍​ ​‍​‍‌‌​ ‌‌‌​‌​​‍ ‍‌‍ ‌‌‍‌‌‌‍ ‍‌ ‌‌‌ ​ ​‍‌‌​ ‌‌‌​​‍‌‌ ‌‍‍ ‌‍‌‌‌ ‍‌​‍‌‌​ ​ ‌​‌​​‍‌‌​ ​ ‌​‌​​‍‌‌​ ​‍​ ​‍​ ‍​‌‍‌​​ ​​‌‍​ ‌‍​‍‌‍‌​​ ‍​​ ‍​​ ​​​ ​ ​ ​​‌‍​‌​‍‌‌​ ​‍​ ​‍​‍‌‌​ ‌‌‌​‌​​‍ ‍‌‍ ‌‌‍‌‌‌‍ ‍‌ ‌‌‌​‍‌‌‍ ‍‌ ‌​‌ ​‍‌‍ ‌‍‌​‌ ‌‌‌‍​ ‌ ‌​‌‍‍‌‌‍ ‌‍ ‍​ ‌‍​‍‌‍​‌‌ ​ ‌‍‌‌‌‌‌‌‌ ​‍‌‍ ​​ ‌‌‍‍​‌ ‌​‌ ‌​‌ ​​‌ ​ ​‍‌‌​ ​ ‌​​‌​‍‌‌​ ​‍‌​‌‍​‍‌‌​ ​‍‌​‌‍‌‍ ​​‍ ‌‌‍​‌‌‍ ‍‌‍‌​​‍ ‌‌ ​‍​‍ ‌‌‍‍​‌‍ ‌ ‌​‌‍‌‌‌‍ ​‌ ​ ​‍ ‌‌ ​ ‌ ‌​‌ ‌‌‌‍‌​‌‍‍‌‌‍ ​‍ ‍‌ ‌‍‌‍‌‌‌ ​‍‌‍​ ‌‍‌‌‌‍ ​​‍ ‍‌‍​‌‌ ​​‌ ​​​‍‌‍‌‍‍‌‌‍‌​​ ‌​ ‍‌‌‍​ ‌‍‌‍​ ‍‌‌‍‌​‌‍​ ‌‍‌‍‌‍‌‌​‍ ‌‌‍​ ‌‍‌​​ ‌​​ ‌ ​‍ ‌​ ‌​​ ‌‍​ ​‍‌‍​‌​‍ ‌​ ‍​​ ​‍​ ‌‍​ ‍​​‍ ‌​ ‍​​ ‍‌‌‍​‍‌‍‌‌‌‍​‍​ ‌ ​ ​‍‌‍‌​‌‍‌‌​ ‌‌​ ​‌‌‍​‌​‍‌‍‌ ‌​‌ ‍‌‌ ​​‌‍‌‌​ ‌‌‍‍​‌‍ ‌ ‌​‌‍‌‌‌‍ ​‌‌​ ‌‍‍‌‌ ‌​‌‍‌‌‌‌​​‌‍​‌‌‍‌ ‌‍‌‌​‍‌‍‌ ​​‌‍​‌‌ ‌​‌‍‍​​ ‌‌ ​​‌‍​‌‌‍‌ ‌‍‌‌‌​​‍‌ ‌‌‌‍‍‌‌‍ ​‌‍‌​‌‍‌‌‌ ​‍​‍‌‌​ ‌‌‌​​‍‌‌ ‌‍‍ ‌‍‌‌‌ ‍‌​‍‌‌​ ​ ‌​‌​​‍‌‌​ ​ ‌​‌​​‍‌‌​ ​‍​ ​‍‌‍​ ​ ​‌​ ​‌‌‍‌‍​ ​​​ ​‍​ ‌​​ ‌‌‌‍‌‍​ ​ ​ ​‍​ ‌​​‍‌‌​ ​‍​ ​‍​‍‌‌​ ‌‌‌​‌​​‍ ‍‌‍ ‌‌‍‌‌‌‍ ‍‌ ‌‌‌ ​ ​‍‌‌​ ‌‌‌​​‍‌‌ ‌‍‍ ‌‍‌‌‌ ‍‌​‍‌‌​ ​ ‌​‌​​‍‌‌​ ​ ‌​‌​​‍‌‌​ ​‍​ ​‍​ ‍​‌‍‌​​ ​​‌‍​ ‌‍​‍‌‍‌​​ ‍​​ ‍​​ ​​​ ​ ​ ​​‌‍​‌​‍‌‌​ ​‍​ ​‍​‍‌‌​ ‌‌‌​‌​​‍ ‍‌‍ ‌‌‍‌‌‌‍ ‍‌ ‌‌‌​‍‌‌‍ ‍‌ ‌​‌ ​‍‌‍ ‌‍‌​‌ ‌‌‌‍​ ‌ ‌​‌‍‍‌‌‍ ‌‍ ‍​‍‌‍‌ ​​‌‍‌‌‌ ​‍‌ ​ ‌ ​​‌‍‌‌‌‍​ ‌ ‌​‌‍‍‌‌ ‌‍‌‍‌‌​ ‌‌ ​​‌ ‌‌‌‍​‍‌‍ ​‌‍‍‌‌ ​ ‌‍‍​‌‍‌‌‌‍‌​​‍​‍‌ ‌
Savoury​​​​‌ ‍ ​‍​‍‌‍ ‌ ​‍‌‍‍‌‌‍‌ ‌‍‍‌‌‍ ‍​‍​‍​ ‍‍​‍​‍‌ ​ ‌‍​‌‌‍ ‍‌‍‍‌‌ ‌​‌ ‍‌​‍ ‍‌‍‍‌‌‍ ​‍​‍​‍ ​​‍​‍‌‍‍​‌ ​‍‌‍‌‌‌‍‌‍​‍​‍​ ‍‍​‍​‍‌‍‍​‌ ‌​‌ ‌​‌ ​​‌ ​ ​ ‍‍​‍ ​‍ ‌‍ ​​‍ ‌‌‍​‌‌‍ ‍‌‍‌​​‍ ‌‌ ​‍​‍ ‌‌‍‍​‌‍ ‌ ‌​‌‍‌‌‌‍ ​‌ ​ ​‍ ‌‌ ​ ‌ ‌​‌ ‌‌‌‍‌​‌‍‍‌‌‍ ​‍ ‍‌ ‌‍‌‍‌‌‌ ​‍‌‍​ ‌‍‌‌‌‍ ​​‍ ‍‌‍​‌‌ ​​‌ ​​​‍ ‌‍‍‌‌‍ ‍‌ ‌​‌‍‌‌‌‍ ‍‌ ‌​​‍ ‌‍‌‌‌‍‌​‌‍‍‌‌ ‌​​‍ ‌‍ ‌‌‍ ‌‍‌​‌‍‌‌​ ‌‌ ​​‌ ​‍‌‍‌‌‌ ​ ‌‍‌‌‌‍ ‍‌ ‌​‌‍​‌‌ ‌​‌‍‍‌‌‍ ‌‍ ‍​ ‍ ‌‍‍‌‌‍‌​​ ‌​ ‍‌‌‍​ ‌‍‌‍​ ‍‌‌‍‌​‌‍​ ‌‍‌‍‌‍‌‌​‍ ‌‌‍​ ‌‍‌​​ ‌​​ ‌ ​‍ ‌​ ‌​​ ‌‍​ ​‍‌‍​‌​‍ ‌​ ‍​​ ​‍​ ‌‍​ ‍​​‍ ‌​ ‍​​ ‍‌‌‍​‍‌‍‌‌‌‍​‍​ ‌ ​ ​‍‌‍‌​‌‍‌‌​ ‌‌​ ​‌‌‍​‌​ ‍ ‌ ‌​‌ ‍‌‌ ​​‌‍‌‌​ ‌‌‍‍​‌‍ ‌ ‌​‌‍‌‌‌‍ ​‌‌​ ‌‍‍‌‌ ‌​‌‍‌‌‌‌​​‌‍​‌‌‍‌ ‌‍‌‌​ ‍ ‌ ​​‌‍​‌‌ ‌​‌‍‍​​ ‌‌ ​​‌‍​‌‌‍‌ ‌‍‌‌‌​​‍‌ ‌‌‌‍‍‌‌‍ ​‌‍‌​‌‍‌‌‌ ​‍​‍‌‌​ ‌‌‌​​‍‌‌ ‌‍‍ ‌‍‌‌‌ ‍‌​‍‌‌​ ​ ‌​‌​​‍‌‌​ ​ ‌​‌​​‍‌‌​ ​‍​ ​‍‌‍​ ​ ​‌​ ​‌‌‍‌‍​ ​​​ ​‍​ ‌​​ ‌‌‌‍‌‍​ ​ ​ ​‍​ ‌​​‍‌‌​ ​‍​ ​‍​‍‌‌​ ‌‌‌​‌​​‍ ‍‌‍ ‌‌‍‌‌‌‍ ‍‌ ‌‌‌ ​ ​‍‌‌​ ‌‌‌​​‍‌‌ ‌‍‍ ‌‍‌‌‌ ‍‌​‍‌‌​ ​ ‌​‌​​‍‌‌​ ​ ‌​‌​​‍‌‌​ ​‍​ ​‍​ ‍​‌‍‌​​ ​​‌‍​ ‌‍​‍‌‍‌​​ ‍​​ ‍​​ ​​​ ​ ​ ​​‌‍​‌​‍‌‌​ ​‍​ ​‍​‍‌‌​ ‌‌‌​‌​​‍ ‍‌‍ ‌‌‍‌‌‌‍ ‍‌ ‌‌‌‌​ ‌‍‌‌‌‍​ ‌ ‌​‌‍‍‌‌‍ ‌‍ ‍‌ ​ ​‍‌‌​ ‌‌‌​​‍‌‌ ‌‍‍ ‌‍‌‌‌ ‍‌​‍‌‌​ ​ ‌​‌​​‍‌‌​ ​ ‌​‌​​‍‌‌​ ​‍​ ​‍‌‍‌​​ ‌​​ ​ ​ ‍‌​ ‍‌​ ‌‌‌‍‌​​ ‍​‌‍​‌​ ‌‌​ ​ ‌‍​ ​‍‌‌​ ​‍​ ​‍​‍‌‌​ ‌‌‌​‌​​‍ ‍‌ ​ ‌‍‌‌‌‍​ ‌ ‌​‌‍‍‌‌‍ ‌‍ ‍‌‌‌​‌‍‍‌‌ ‌​‌‍ ​‌‍‌‌​ ‌‍​‍‌‍​‌‌ ​ ‌‍‌‌‌‌‌‌‌ ​‍‌‍ ​​ ‌‌‍‍​‌ ‌​‌ ‌​‌ ​​‌ ​ ​‍‌‌​ ​ ‌​​‌​‍‌‌​ ​‍‌​‌‍​‍‌‌​ ​‍‌​‌‍‌‍ ​​‍ ‌‌‍​‌‌‍ ‍‌‍‌​​‍ ‌‌ ​‍​‍ ‌‌‍‍​‌‍ ‌ ‌​‌‍‌‌‌‍ ​‌ ​ ​‍ ‌‌ ​ ‌ ‌​‌ ‌‌‌‍‌​‌‍‍‌‌‍ ​‍ ‍‌ ‌‍‌‍‌‌‌ ​‍‌‍​ ‌‍‌‌‌‍ ​​‍ ‍‌‍​‌‌ ​​‌ ​​​‍‌‍‌‍‍‌‌‍‌​​ ‌​ ‍‌‌‍​ ‌‍‌‍​ ‍‌‌‍‌​‌‍​ ‌‍‌‍‌‍‌‌​‍ ‌‌‍​ ‌‍‌​​ ‌​​ ‌ ​‍ ‌​ ‌​​ ‌‍​ ​‍‌‍​‌​‍ ‌​ ‍​​ ​‍​ ‌‍​ ‍​​‍ ‌​ ‍​​ ‍‌‌‍​‍‌‍‌‌‌‍​‍​ ‌ ​ ​‍‌‍‌​‌‍‌‌​ ‌‌​ ​‌‌‍​‌​‍‌‍‌ ‌​‌ ‍‌‌ ​​‌‍‌‌​ ‌‌‍‍​‌‍ ‌ ‌​‌‍‌‌‌‍ ​‌‌​ ‌‍‍‌‌ ‌​‌‍‌‌‌‌​​‌‍​‌‌‍‌ ‌‍‌‌​‍‌‍‌ ​​‌‍​‌‌ ‌​‌‍‍​​ ‌‌ ​​‌‍​‌‌‍‌ ‌‍‌‌‌​​‍‌ ‌‌‌‍‍‌‌‍ ​‌‍‌​‌‍‌‌‌ ​‍​‍‌‌​ ‌‌‌​​‍‌‌ ‌‍‍ ‌‍‌‌‌ ‍‌​‍‌‌​ ​ ‌​‌​​‍‌‌​ ​ ‌​‌​​‍‌‌​ ​‍​ ​‍‌‍​ ​ ​‌​ ​‌‌‍‌‍​ ​​​ ​‍​ ‌​​ ‌‌‌‍‌‍​ ​ ​ ​‍​ ‌​​‍‌‌​ ​‍​ ​‍​‍‌‌​ ‌‌‌​‌​​‍ ‍‌‍ ‌‌‍‌‌‌‍ ‍‌ ‌‌‌ ​ ​‍‌‌​ ‌‌‌​​‍‌‌ ‌‍‍ ‌‍‌‌‌ ‍‌​‍‌‌​ ​ ‌​‌​​‍‌‌​ ​ ‌​‌​​‍‌‌​ ​‍​ ​‍​ ‍​‌‍‌​​ ​​‌‍​ ‌‍​‍‌‍‌​​ ‍​​ ‍​​ ​​​ ​ ​ ​​‌‍​‌​‍‌‌​ ​‍​ ​‍​‍‌‌​ ‌‌‌​‌​​‍ ‍‌‍ ‌‌‍‌‌‌‍ ‍‌ ‌‌‌‌​ ‌‍‌‌‌‍​ ‌ ‌​‌‍‍‌‌‍ ‌‍ ‍‌ ​ ​‍‌‌​ ‌‌‌​​‍‌‌ ‌‍‍ ‌‍‌‌‌ ‍‌​‍‌‌​ ​ ‌​‌​​‍‌‌​ ​ ‌​‌​​‍‌‌​ ​‍​ ​‍‌‍‌​​ ‌​​ ​ ​ ‍‌​ ‍‌​ ‌‌‌‍‌​​ ‍​‌‍​‌​ ‌‌​ ​ ‌‍​ ​‍‌‌​ ​‍​ ​‍​‍‌‌​ ‌‌‌​‌​​‍ ‍‌ ​ ‌‍‌‌‌‍​ ‌ ‌​‌‍‍‌‌‍ ‌‍ ‍‌‌‌​‌‍‍‌‌ ‌​‌‍ ​‌‍‌‌​‍‌‍‌ ​​‌‍‌‌‌ ​‍‌ ​ ‌ ​​‌‍‌‌‌‍​ ‌ ‌​‌‍‍‌‌ ‌‍‌‍‌‌​ ‌‌ ​​‌ ‌‌‌‍​‍‌‍ ​‌‍‍‌‌ ​ ‌‍‍​‌‍‌‌‌‍‌​​‍​‍‌ ‌
Eggs Benedict ​​​​‌ ‍ ​‍​‍‌‍ ‌ ​‍‌‍‍‌‌‍‌ ‌‍‍‌‌‍ ‍​‍​‍​ ‍‍​‍​‍‌ ​ ‌‍​‌‌‍ ‍‌‍‍‌‌ ‌​‌ ‍‌​‍ ‍‌‍‍‌‌‍ ​‍​‍​‍ ​​‍​‍‌‍‍​‌ ​‍‌‍‌‌‌‍‌‍​‍​‍​ ‍‍​‍​‍‌‍‍​‌ ‌​‌ ‌​‌ ​​‌ ​ ​ ‍‍​‍ ​‍ ‌‍ ​​‍ ‌‌‍​‌‌‍ ‍‌‍‌​​‍ ‌‌ ​‍​‍ ‌‌‍‍​‌‍ ‌ ‌​‌‍‌‌‌‍ ​‌ ​ ​‍ ‌‌ ​ ‌ ‌​‌ ‌‌‌‍‌​‌‍‍‌‌‍ ​‍ ‍‌ ‌‍‌‍‌‌‌ ​‍‌‍​ ‌‍‌‌‌‍ ​​‍ ‍‌‍​‌‌ ​​‌ ​​​‍ ‌‍‍‌‌‍ ‍‌ ‌​‌‍‌‌‌‍ ‍‌ ‌​​‍ ‌‍‌‌‌‍‌​‌‍‍‌‌ ‌​​‍ ‌‍ ‌‌‍ ‌‍‌​‌‍‌‌​ ‌‌ ​​‌ ​‍‌‍‌‌‌ ​ ‌‍‌‌‌‍ ‍‌ ‌​‌‍​‌‌ ‌​‌‍‍‌‌‍ ‌‍ ‍​ ‍ ‌‍‍‌‌‍‌​​ ‌​ ​‍​ ​‍​ ​ ​ ​​​ ​‌‌‍​‌​ ​​​ ‌‌​‍ ‌‌‍‌‍‌‍​ ​ ‌‌‌‍​ ​‍ ‌​ ‌​​ ​‍‌‍​‍​ ​ ​‍ ‌‌‍​‍​ ‍‌‌‍​‍​ ​ ​‍ ‌​ ‌‍​ ‍‌​ ‍​​ ‌ ​ ‌​‌‍​‌​ ‌ ​ ​​​ ‌​​ ‍​​ ‍​‌‍‌‍​ ‍ ‌ ‌​‌ ‍‌‌ ​​‌‍‌‌​ ‌‌‍‍​‌‍ ‌ ‌​‌‍‌‌‌‍ ​‌​ ‌‌‍‌‌‌‍ ‍‌ ‌‌‌​‍‌‌ ‌​‌‍‌‌‌‍ ‌​ ‍ ‌ ​​‌‍​‌‌ ‌​‌‍‍​​ ‌‌ ‌​‌‍‍‌‌ ‌​‌‍ ​‌‍‌‌​ ‌‍​‍‌‍​‌‌ ​ ‌‍‌‌‌‌‌‌‌ ​‍‌‍ ​​ ‌‌‍‍​‌ ‌​‌ ‌​‌ ​​‌ ​ ​‍‌‌​ ​ ‌​​‌​‍‌‌​ ​‍‌​‌‍​‍‌‌​ ​‍‌​‌‍‌‍ ​​‍ ‌‌‍​‌‌‍ ‍‌‍‌​​‍ ‌‌ ​‍​‍ ‌‌‍‍​‌‍ ‌ ‌​‌‍‌‌‌‍ ​‌ ​ ​‍ ‌‌ ​ ‌ ‌​‌ ‌‌‌‍‌​‌‍‍‌‌‍ ​‍ ‍‌ ‌‍‌‍‌‌‌ ​‍‌‍​ ‌‍‌‌‌‍ ​​‍ ‍‌‍​‌‌ ​​‌ ​​​‍‌‍‌‍‍‌‌‍‌​​ ‌​ ​‍​ ​‍​ ​ ​ ​​​ ​‌‌‍​‌​ ​​​ ‌‌​‍ ‌‌‍‌‍‌‍​ ​ ‌‌‌‍​ ​‍ ‌​ ‌​​ ​‍‌‍​‍​ ​ ​‍ ‌‌‍​‍​ ‍‌‌‍​‍​ ​ ​‍ ‌​ ‌‍​ ‍‌​ ‍​​ ‌ ​ ‌​‌‍​‌​ ‌ ​ ​​​ ‌​​ ‍​​ ‍​‌‍‌‍​‍‌‍‌ ‌​‌ ‍‌‌ ​​‌‍‌‌​ ‌‌‍‍​‌‍ ‌ ‌​‌‍‌‌‌‍ ​‌​ ‌‌‍‌‌‌‍ ‍‌ ‌‌‌​‍‌‌ ‌​‌‍‌‌‌‍ ‌​‍‌‍‌ ​​‌‍​‌‌ ‌​‌‍‍​​ ‌‌ ‌​‌‍‍‌‌ ‌​‌‍ ​‌‍‌‌​‍‌‍‌ ​​‌‍‌‌‌ ​‍‌ ​ ‌ ​​‌‍‌‌‌‍​ ‌ ‌​‌‍‍‌‌ ‌‍‌‍‌‌​ ‌‌ ​​‌ ‌‌‌‍​‍‌‍ ​‌‍‍‌‌ ​ ‌‍‍​‌‍‌‌‌‍‌​​‍​‍‌ ‌
served with a choice of: Salmon, Bacon, Spinach, Avocado​​​​‌ ‍ ​‍​‍‌‍ ‌ ​‍‌‍‍‌‌‍‌ ‌‍‍‌‌‍ ‍​‍​‍​ ‍‍​‍​‍‌ ​ ‌‍​‌‌‍ ‍‌‍‍‌‌ ‌​‌ ‍‌​‍ ‍‌‍‍‌‌‍ ​‍​‍​‍ ​​‍​‍‌‍‍​‌ ​‍‌‍‌‌‌‍‌‍​‍​‍​ ‍‍​‍​‍‌‍‍​‌ ‌​‌ ‌​‌ ​​‌ ​ ​ ‍‍​‍ ​‍ ‌‍ ​​‍ ‌‌‍​‌‌‍ ‍‌‍‌​​‍ ‌‌ ​‍​‍ ‌‌‍‍​‌‍ ‌ ‌​‌‍‌‌‌‍ ​‌ ​ ​‍ ‌‌ ​ ‌ ‌​‌ ‌‌‌‍‌​‌‍‍‌‌‍ ​‍ ‍‌ ‌‍‌‍‌‌‌ ​‍‌‍​ ‌‍‌‌‌‍ ​​‍ ‍‌‍​‌‌ ​​‌ ​​​‍ ‌‍‍‌‌‍ ‍‌ ‌​‌‍‌‌‌‍ ‍‌ ‌​​‍ ‌‍‌‌‌‍‌​‌‍‍‌‌ ‌​​‍ ‌‍ ‌‌‍ ‌‍‌​‌‍‌‌​ ‌‌ ​​‌ ​‍‌‍‌‌‌ ​ ‌‍‌‌‌‍ ‍‌ ‌​‌‍​‌‌ ‌​‌‍‍‌‌‍ ‌‍ ‍​ ‍ ‌‍‍‌‌‍‌​​ ‌​ ​‍​ ​‍​ ​ ​ ​​​ ​‌‌‍​‌​ ​​​ ‌‌​‍ ‌‌‍‌‍‌‍​ ​ ‌‌‌‍​ ​‍ ‌​ ‌​​ ​‍‌‍​‍​ ​ ​‍ ‌‌‍​‍​ ‍‌‌‍​‍​ ​ ​‍ ‌​ ‌‍​ ‍‌​ ‍​​ ‌ ​ ‌​‌‍​‌​ ‌ ​ ​​​ ‌​​ ‍​​ ‍​‌‍‌‍​ ‍ ‌ ‌​‌ ‍‌‌ ​​‌‍‌‌​ ‌‌‍‍​‌‍ ‌ ‌​‌‍‌‌‌‍ ​‌​ ‌‌‍‌‌‌‍ ‍‌ ‌‌‌​‍‌‌ ‌​‌‍‌‌‌‍ ‌​ ‍ ‌ ​​‌‍​‌‌ ‌​‌‍‍​​ ‌‌‍‌​‌‍‌‌‌ ​ ‌‍​ ‌ ​‍‌‍‍‌‌ ​​‌ ‌​‌‍‍‌‌‍ ‌‍ ‍​ ‌‍​‍‌‍​‌‌ ​ ‌‍‌‌‌‌‌‌‌ ​‍‌‍ ​​ ‌‌‍‍​‌ ‌​‌ ‌​‌ ​​‌ ​ ​‍‌‌​ ​ ‌​​‌​‍‌‌​ ​‍‌​‌‍​‍‌‌​ ​‍‌​‌‍‌‍ ​​‍ ‌‌‍​‌‌‍ ‍‌‍‌​​‍ ‌‌ ​‍​‍ ‌‌‍‍​‌‍ ‌ ‌​‌‍‌‌‌‍ ​‌ ​ ​‍ ‌‌ ​ ‌ ‌​‌ ‌‌‌‍‌​‌‍‍‌‌‍ ​‍ ‍‌ ‌‍‌‍‌‌‌ ​‍‌‍​ ‌‍‌‌‌‍ ​​‍ ‍‌‍​‌‌ ​​‌ ​​​‍‌‍‌‍‍‌‌‍‌​​ ‌​ ​‍​ ​‍​ ​ ​ ​​​ ​‌‌‍​‌​ ​​​ ‌‌​‍ ‌‌‍‌‍‌‍​ ​ ‌‌‌‍​ ​‍ ‌​ ‌​​ ​‍‌‍​‍​ ​ ​‍ ‌‌‍​‍​ ‍‌‌‍​‍​ ​ ​‍ ‌​ ‌‍​ ‍‌​ ‍​​ ‌ ​ ‌​‌‍​‌​ ‌ ​ ​​​ ‌​​ ‍​​ ‍​‌‍‌‍​‍‌‍‌ ‌​‌ ‍‌‌ ​​‌‍‌‌​ ‌‌‍‍​‌‍ ‌ ‌​‌‍‌‌‌‍ ​‌​ ‌‌‍‌‌‌‍ ‍‌ ‌‌‌​‍‌‌ ‌​‌‍‌‌‌‍ ‌​‍‌‍‌ ​​‌‍​‌‌ ‌​‌‍‍​​ ‌‌‍‌​‌‍‌‌‌ ​ ‌‍​ ‌ ​‍‌‍‍‌‌ ​​‌ ‌​‌‍‍‌‌‍ ‌‍ ‍​‍‌‍‌ ​​‌‍‌‌‌ ​‍‌ ​ ‌ ​​‌‍‌‌‌‍​ ‌ ‌​‌‍‍‌‌ ‌‍‌‍‌‌​ ‌‌ ​​‌ ‌‌‌‍​‍‌‍ ​‌‍‍‌‌ ​ ‌‍‍​‌‍‌‌‌‍‌​​‍​‍‌ ‌
Avocado Toast ​​​​‌ ‍ ​‍​‍‌‍ ‌ ​‍‌‍‍‌‌‍‌ ‌‍‍‌‌‍ ‍​‍​‍​ ‍‍​‍​‍‌ ​ ‌‍​‌‌‍ ‍‌‍‍‌‌ ‌​‌ ‍‌​‍ ‍‌‍‍‌‌‍ ​‍​‍​‍ ​​‍​‍‌‍‍​‌ ​‍‌‍‌‌‌‍‌‍​‍​‍​ ‍‍​‍​‍‌‍‍​‌ ‌​‌ ‌​‌ ​​‌ ​ ​ ‍‍​‍ ​‍ ‌‍ ​​‍ ‌‌‍​‌‌‍ ‍‌‍‌​​‍ ‌‌ ​‍​‍ ‌‌‍‍​‌‍ ‌ ‌​‌‍‌‌‌‍ ​‌ ​ ​‍ ‌‌ ​ ‌ ‌​‌ ‌‌‌‍‌​‌‍‍‌‌‍ ​‍ ‍‌ ‌‍‌‍‌‌‌ ​‍‌‍​ ‌‍‌‌‌‍ ​​‍ ‍‌‍​‌‌ ​​‌ ​​​‍ ‌‍‍‌‌‍ ‍‌ ‌​‌‍‌‌‌‍ ‍‌ ‌​​‍ ‌‍‌‌‌‍‌​‌‍‍‌‌ ‌​​‍ ‌‍ ‌‌‍ ‌‍‌​‌‍‌‌​ ‌‌ ​​‌ ​‍‌‍‌‌‌ ​ ‌‍‌‌‌‍ ‍‌ ‌​‌‍​‌‌ ‌​‌‍‍‌‌‍ ‌‍ ‍​ ‍ ‌‍‍‌‌‍‌​​ ‌‌‍‌​‌‍​ ​ ‌‌​ ​ ​ ​​​ ‌​‌‍​‌‌‍​‍​‍ ‌​ ‍​‌‍‌‌​ ‌‌‌‍​‌​‍ ‌​ ‌​​ ​ ​ ‍​​ ​​​‍ ‌‌‍​‍​ ​​​ ‌‌‌‍​‍​‍ ‌​ ‍​‌‍‌‌‌‍​ ​ ​‌​ ‌​‌‍​ ‌‍​‌‌‍​‍​ ​​​ ‌‍‌‍​ ​ ​‍​ ‍ ‌ ‌​‌ ‍‌‌ ​​‌‍‌‌​ ‌‌‍‍​‌‍ ‌ ‌​‌‍‌‌‌‍ ​‌​ ‌‌‍‌‌‌‍ ‍‌ ‌‌‌​‍‌‌ ‌​‌‍‌‌‌‍ ‌​ ‍ ‌ ​​‌‍​‌‌ ‌​‌‍‍​​ ‌‌ ‌​‌‍‍‌‌ ‌​‌‍ ​‌‍‌‌​ ‌‍​‍‌‍​‌‌ ​ ‌‍‌‌‌‌‌‌‌ ​‍‌‍ ​​ ‌‌‍‍​‌ ‌​‌ ‌​‌ ​​‌ ​ ​‍‌‌​ ​ ‌​​‌​‍‌‌​ ​‍‌​‌‍​‍‌‌​ ​‍‌​‌‍‌‍ ​​‍ ‌‌‍​‌‌‍ ‍‌‍‌​​‍ ‌‌ ​‍​‍ ‌‌‍‍​‌‍ ‌ ‌​‌‍‌‌‌‍ ​‌ ​ ​‍ ‌‌ ​ ‌ ‌​‌ ‌‌‌‍‌​‌‍‍‌‌‍ ​‍ ‍‌ ‌‍‌‍‌‌‌ ​‍‌‍​ ‌‍‌‌‌‍ ​​‍ ‍‌‍​‌‌ ​​‌ ​​​‍‌‍‌‍‍‌‌‍‌​​ ‌‌‍‌​‌‍​ ​ ‌‌​ ​ ​ ​​​ ‌​‌‍​‌‌‍​‍​‍ ‌​ ‍​‌‍‌‌​ ‌‌‌‍​‌​‍ ‌​ ‌​​ ​ ​ ‍​​ ​​​‍ ‌‌‍​‍​ ​​​ ‌‌‌‍​‍​‍ ‌​ ‍​‌‍‌‌‌‍​ ​ ​‌​ ‌​‌‍​ ‌‍​‌‌‍​‍​ ​​​ ‌‍‌‍​ ​ ​‍​‍‌‍‌ ‌​‌ ‍‌‌ ​​‌‍‌‌​ ‌‌‍‍​‌‍ ‌ ‌​‌‍‌‌‌‍ ​‌​ ‌‌‍‌‌‌‍ ‍‌ ‌‌‌​‍‌‌ ‌​‌‍‌‌‌‍ ‌​‍‌‍‌ ​​‌‍​‌‌ ‌​‌‍‍​​ ‌‌ ‌​‌‍‍‌‌ ‌​‌‍ ​‌‍‌‌​‍‌‍‌ ​​‌‍‌‌‌ ​‍‌ ​ ‌ ​​‌‍‌‌‌‍​ ‌ ‌​‌‍‍‌‌ ‌‍‌‍‌‌​ ‌‌ ​​‌ ‌‌‌‍​‍‌‍ ​‌‍‍‌‌ ​ ‌‍‍​‌‍‌‌‌‍‌​​‍​‍‌ ‌
served with a choice of: Poached Egg, Salmon, Iberian Ham​​​​‌ ‍ ​‍​‍‌‍ ‌ ​‍‌‍‍‌‌‍‌ ‌‍‍‌‌‍ ‍​‍​‍​ ‍‍​‍​‍‌ ​ ‌‍​‌‌‍ ‍‌‍‍‌‌ ‌​‌ ‍‌​‍ ‍‌‍‍‌‌‍ ​‍​‍​‍ ​​‍​‍‌‍‍​‌ ​‍‌‍‌‌‌‍‌‍​‍​‍​ ‍‍​‍​‍‌‍‍​‌ ‌​‌ ‌​‌ ​​‌ ​ ​ ‍‍​‍ ​‍ ‌‍ ​​‍ ‌‌‍​‌‌‍ ‍‌‍‌​​‍ ‌‌ ​‍​‍ ‌‌‍‍​‌‍ ‌ ‌​‌‍‌‌‌‍ ​‌ ​ ​‍ ‌‌ ​ ‌ ‌​‌ ‌‌‌‍‌​‌‍‍‌‌‍ ​‍ ‍‌ ‌‍‌‍‌‌‌ ​‍‌‍​ ‌‍‌‌‌‍ ​​‍ ‍‌‍​‌‌ ​​‌ ​​​‍ ‌‍‍‌‌‍ ‍‌ ‌​‌‍‌‌‌‍ ‍‌ ‌​​‍ ‌‍‌‌‌‍‌​‌‍‍‌‌ ‌​​‍ ‌‍ ‌‌‍ ‌‍‌​‌‍‌‌​ ‌‌ ​​‌ ​‍‌‍‌‌‌ ​ ‌‍‌‌‌‍ ‍‌ ‌​‌‍​‌‌ ‌​‌‍‍‌‌‍ ‌‍ ‍​ ‍ ‌‍‍‌‌‍‌​​ ‌‌‍‌​‌‍​ ​ ‌‌​ ​ ​ ​​​ ‌​‌‍​‌‌‍​‍​‍ ‌​ ‍​‌‍‌‌​ ‌‌‌‍​‌​‍ ‌​ ‌​​ ​ ​ ‍​​ ​​​‍ ‌‌‍​‍​ ​​​ ‌‌‌‍​‍​‍ ‌​ ‍​‌‍‌‌‌‍​ ​ ​‌​ ‌​‌‍​ ‌‍​‌‌‍​‍​ ​​​ ‌‍‌‍​ ​ ​‍​ ‍ ‌ ‌​‌ ‍‌‌ ​​‌‍‌‌​ ‌‌‍‍​‌‍ ‌ ‌​‌‍‌‌‌‍ ​‌​ ‌‌‍‌‌‌‍ ‍‌ ‌‌‌​‍‌‌ ‌​‌‍‌‌‌‍ ‌​ ‍ ‌ ​​‌‍​‌‌ ‌​‌‍‍​​ ‌‌‍‌​‌‍‌‌‌ ​ ‌‍​ ‌ ​‍‌‍‍‌‌ ​​‌ ‌​‌‍‍‌‌‍ ‌‍ ‍​ ‌‍​‍‌‍​‌‌ ​ ‌‍‌‌‌‌‌‌‌ ​‍‌‍ ​​ ‌‌‍‍​‌ ‌​‌ ‌​‌ ​​‌ ​ ​‍‌‌​ ​ ‌​​‌​‍‌‌​ ​‍‌​‌‍​‍‌‌​ ​‍‌​‌‍‌‍ ​​‍ ‌‌‍​‌‌‍ ‍‌‍‌​​‍ ‌‌ ​‍​‍ ‌‌‍‍​‌‍ ‌ ‌​‌‍‌‌‌‍ ​‌ ​ ​‍ ‌‌ ​ ‌ ‌​‌ ‌‌‌‍‌​‌‍‍‌‌‍ ​‍ ‍‌ ‌‍‌‍‌‌‌ ​‍‌‍​ ‌‍‌‌‌‍ ​​‍ ‍‌‍​‌‌ ​​‌ ​​​‍‌‍‌‍‍‌‌‍‌​​ ‌‌‍‌​‌‍​ ​ ‌‌​ ​ ​ ​​​ ‌​‌‍​‌‌‍​‍​‍ ‌​ ‍​‌‍‌‌​ ‌‌‌‍​‌​‍ ‌​ ‌​​ ​ ​ ‍​​ ​​​‍ ‌‌‍​‍​ ​​​ ‌‌‌‍​‍​‍ ‌​ ‍​‌‍‌‌‌‍​ ​ ​‌​ ‌​‌‍​ ‌‍​‌‌‍​‍​ ​​​ ‌‍‌‍​ ​ ​‍​‍‌‍‌ ‌​‌ ‍‌‌ ​​‌‍‌‌​ ‌‌‍‍​‌‍ ‌ ‌​‌‍‌‌‌‍ ​‌​ ‌‌‍‌‌‌‍ ‍‌ ‌‌‌​‍‌‌ ‌​‌‍‌‌‌‍ ‌​‍‌‍‌ ​​‌‍​‌‌ ‌​‌‍‍​​ ‌‌‍‌​‌‍‌‌‌ ​ ‌‍​ ‌ ​‍‌‍‍‌‌ ​​‌ ‌​‌‍‍‌‌‍ ‌‍ ‍​‍‌‍‌ ​​‌‍‌‌‌ ​‍‌ ​ ‌ ​​‌‍‌‌‌‍​ ‌ ‌​‌‍‍‌‌ ‌‍‌‍‌‌​ ‌‌ ​​‌ ‌‌‌‍​‍‌‍ ​‌‍‍‌‌ ​ ‌‍‍​‌‍‌‌‌‍‌​​‍​‍‌ ‌
Hummus Toast​​​​‌ ‍ ​‍​‍‌‍ ‌ ​‍‌‍‍‌‌‍‌ ‌‍‍‌‌‍ ‍​‍​‍​ ‍‍​‍​‍‌ ​ ‌‍​‌‌‍ ‍‌‍‍‌‌ ‌​‌ ‍‌​‍ ‍‌‍‍‌‌‍ ​‍​‍​‍ ​​‍​‍‌‍‍​‌ ​‍‌‍‌‌‌‍‌‍​‍​‍​ ‍‍​‍​‍‌‍‍​‌ ‌​‌ ‌​‌ ​​‌ ​ ​ ‍‍​‍ ​‍ ‌‍ ​​‍ ‌‌‍​‌‌‍ ‍‌‍‌​​‍ ‌‌ ​‍​‍ ‌‌‍‍​‌‍ ‌ ‌​‌‍‌‌‌‍ ​‌ ​ ​‍ ‌‌ ​ ‌ ‌​‌ ‌‌‌‍‌​‌‍‍‌‌‍ ​‍ ‍‌ ‌‍‌‍‌‌‌ ​‍‌‍​ ‌‍‌‌‌‍ ​​‍ ‍‌‍​‌‌ ​​‌ ​​​‍ ‌‍‍‌‌‍ ‍‌ ‌​‌‍‌‌‌‍ ‍‌ ‌​​‍ ‌‍‌‌‌‍‌​‌‍‍‌‌ ‌​​‍ ‌‍ ‌‌‍ ‌‍‌​‌‍‌‌​ ‌‌ ​​‌ ​‍‌‍‌‌‌ ​ ‌‍‌‌‌‍ ‍‌ ‌​‌‍​‌‌ ‌​‌‍‍‌‌‍ ‌‍ ‍​ ‍ ‌‍‍‌‌‍‌​​ ‌​ ‌ ‌‍​‍​ ‍​​ ‍​​ ‍​​ ‌‍‌‍​‌‌‍​‌​‍ ‌​ ‍‌​ ‌‍​ ​‌​ ‌‌​‍ ‌​ ‌​​ ​‌​ ​‍‌‍​‍​‍ ‌‌‍​‌‌‍​‍​ ​‍‌‍​‍​‍ ‌‌‍‌‌​ ​​​ ‌​​ ‍‌‌‍​ ​ ‍​​ ​‍‌‍‌​‌‍​‍‌‍​ ​ ​​​ ​​​ ‍ ‌ ‌​‌ ‍‌‌ ​​‌‍‌‌​ ‌‌‍‍​‌‍ ‌ ‌​‌‍‌‌‌‍ ​‌​ ‌‌‍‌‌‌‍ ‍‌ ‌‌‌​‍‌‌ ‌​‌‍‌‌‌‍ ‌​ ‍ ‌ ​​‌‍​‌‌ ‌​‌‍‍​​ ‌‌ ‌​‌‍‍‌‌ ‌​‌‍ ​‌‍‌‌​ ‌‍​‍‌‍​‌‌ ​ ‌‍‌‌‌‌‌‌‌ ​‍‌‍ ​​ ‌‌‍‍​‌ ‌​‌ ‌​‌ ​​‌ ​ ​‍‌‌​ ​ ‌​​‌​‍‌‌​ ​‍‌​‌‍​‍‌‌​ ​‍‌​‌‍‌‍ ​​‍ ‌‌‍​‌‌‍ ‍‌‍‌​​‍ ‌‌ ​‍​‍ ‌‌‍‍​‌‍ ‌ ‌​‌‍‌‌‌‍ ​‌ ​ ​‍ ‌‌ ​ ‌ ‌​‌ ‌‌‌‍‌​‌‍‍‌‌‍ ​‍ ‍‌ ‌‍‌‍‌‌‌ ​‍‌‍​ ‌‍‌‌‌‍ ​​‍ ‍‌‍​‌‌ ​​‌ ​​​‍‌‍‌‍‍‌‌‍‌​​ ‌​ ‌ ‌‍​‍​ ‍​​ ‍​​ ‍​​ ‌‍‌‍​‌‌‍​‌​‍ ‌​ ‍‌​ ‌‍​ ​‌​ ‌‌​‍ ‌​ ‌​​ ​‌​ ​‍‌‍​‍​‍ ‌‌‍​‌‌‍​‍​ ​‍‌‍​‍​‍ ‌‌‍‌‌​ ​​​ ‌​​ ‍‌‌‍​ ​ ‍​​ ​‍‌‍‌​‌‍​‍‌‍​ ​ ​​​ ​​​‍‌‍‌ ‌​‌ ‍‌‌ ​​‌‍‌‌​ ‌‌‍‍​‌‍ ‌ ‌​‌‍‌‌‌‍ ​‌​ ‌‌‍‌‌‌‍ ‍‌ ‌‌‌​‍‌‌ ‌​‌‍‌‌‌‍ ‌​‍‌‍‌ ​​‌‍​‌‌ ‌​‌‍‍​​ ‌‌ ‌​‌‍‍‌‌ ‌​‌‍ ​‌‍‌‌​‍‌‍‌ ​​‌‍‌‌‌ ​‍‌ ​ ‌ ​​‌‍‌‌‌‍​ ‌ ‌​‌‍‍‌‌ ‌‍‌‍‌‌​ ‌‌ ​​‌ ‌‌‌‍​‍‌‍ ​‌‍‍‌‌ ​ ‌‍‍​‌‍‌‌‌‍‌​​‍​‍‌ ‌